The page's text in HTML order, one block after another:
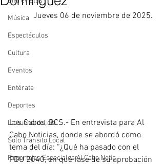
Música
Espectáculos
Cultura
Eventos
Entérate
Deportes
La buena del día
Sólo Tránsito Local
Reportajes Especiales Al Cabo Notic
Jueves 06 de noviembre de 2025.
Los Cabos, BCS.- En entrevista para Al
Cabo Noticias, donde se abordó como
tema del día: “¿Qué ha pasado con el
PDU 2040, en qué fase de su aprobación